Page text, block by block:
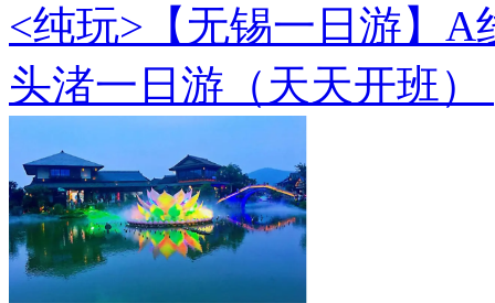
<纯玩> 【无锡一日游】
头渚一日游（天天开班）